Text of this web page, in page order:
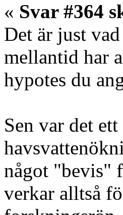
« Svar #364
Det är just
mellantid har
hypotes du
Sen var det
något "bevis"
verkar alltså